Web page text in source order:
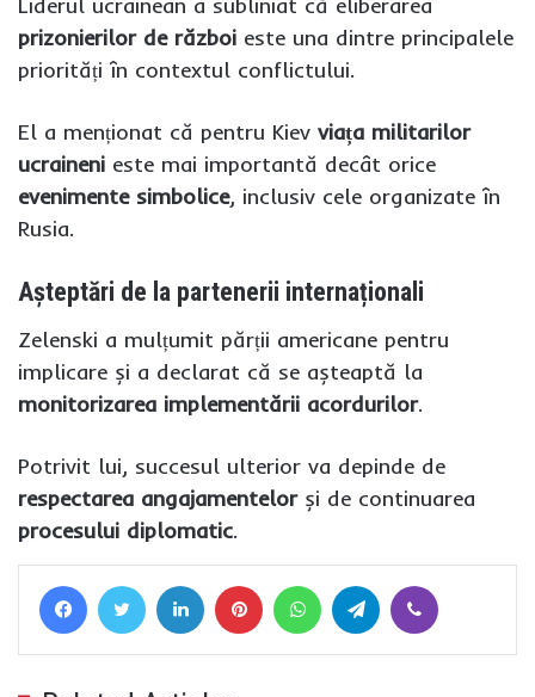
prizonierilor de război este una dintre principalele
priorități în contextul conflictului.
El a menționat că pentru Kiev viața militarilor
ucraineni este mai importantă decât orice
evenimente simbolice, inclusiv cele organizate în
Rusia.
Așteptări de la partenerii internaționali
Zelenski a mulțumit părții americane pentru
implicare și a declarat că se așteaptă la
monitorizarea implementării acordurilor.
Potrivit lui, succesul ulterior va depinde de
respectarea angajamentelorși de continuarea
procesului diplomatic.
FacebookTwitter LinkedIn Pinterest WhatsAppTelegram